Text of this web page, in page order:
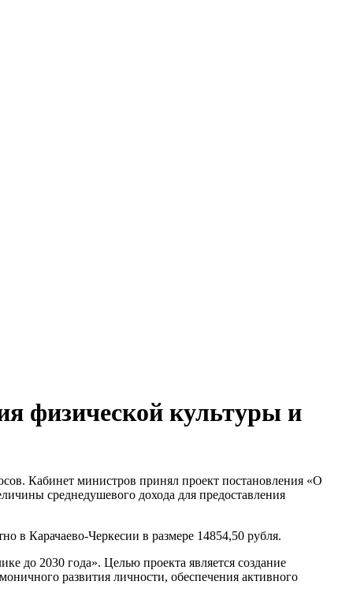
физической культуры и
Кабинет министров принял проект постановления «О
среднедушевого дохода для предоставления
в Карачаево-Черкесии в размере 14854,50 рубля.
до 2030 года». Целью проекта является создание
развития личности, обеспечения активного